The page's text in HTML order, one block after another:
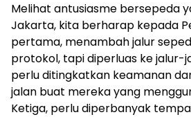
Melihat antusiasme bersepeda
Jakarta, kita berharap kepada
pertama, menambah jalur
protokol, tapi diperluas ke jalur-
perlu ditingkatkan keamanan
jalan buat mereka yang
Ketiga, perlu diperbanyak